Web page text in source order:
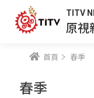
TITV
原視
首頁 春季
春季